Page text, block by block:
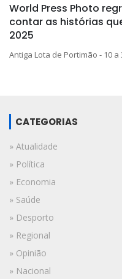
World Press Photo
contar as histórias
2025
Antiga Lota de Portimão - 10 a
CATEGORIAS
» Atualidade
» Política
» Economia
» Saúde
» Desporto
» Regional
» Opinião
» Nacional